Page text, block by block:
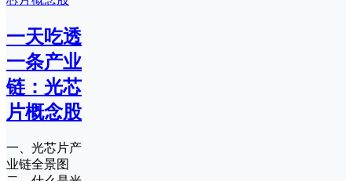
一天吃透
一条产业
链：光芯
片概念股
一、光芯片产
业链全景图